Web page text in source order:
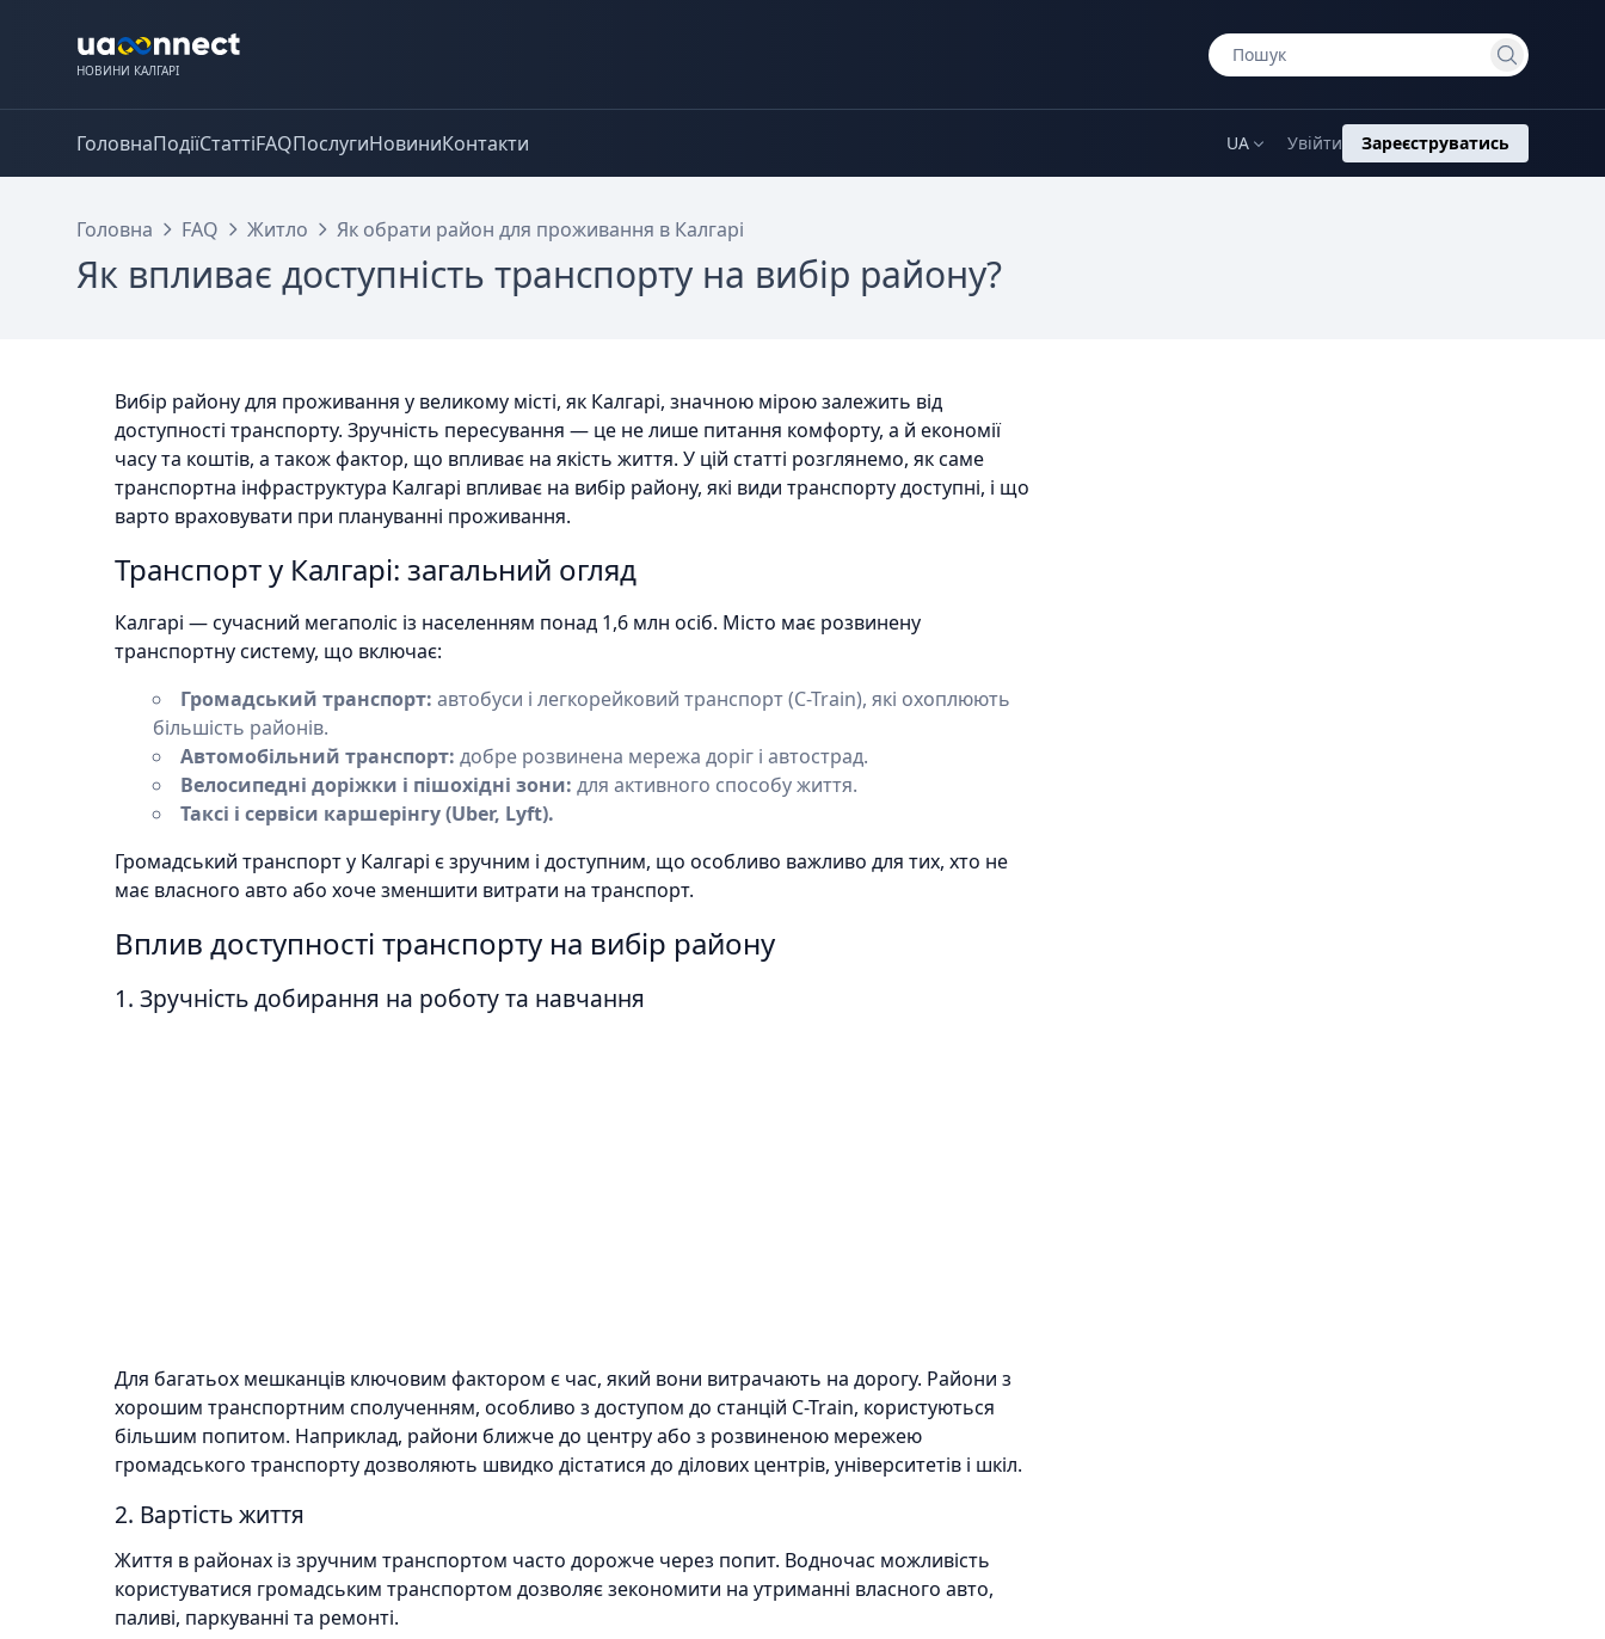
НОВИНИ КАЛГАРІ
ГоловнаПодіїСтаттіFAQПослугиНовиниКонтакти UA Увійти Зареєструватись
Головна FAQ Житло Як обрати район для проживання в Калгарі
Як впливає доступність транспорту на вибір району?
Вибір району для проживання у великому місті, як Калгарі, значною мірою залежить від
доступності транспорту. Зручність пересування — це не лише питання комфорту, а й економії
часу та коштів, а також фактор, що впливає на якість життя. У цій статті розглянемо, як саме
транспортна інфраструктура Калгарі впливає на вибір району, які види транспорту доступні, і що
варто враховувати при плануванні проживання.
Транспорт у Калгарі: загальний огляд
Калгарі — сучасний мегаполіс із населенням понад 1,6 млн осіб. Місто має розвинену
транспортну систему, що включає:
Громадський транспорт: автобуси і легкорейковий транспорт (C-Train), які охоплюють
більшість районів.
Автомобільний транспорт: добре розвинена мережа доріг і автострад.
Велосипедні доріжки і пішохідні зони: для активного способу життя.
Таксі і сервіси каршерінгу (Uber, Lyft).
Громадський транспорт у Калгарі є зручним і доступним, що особливо важливо для тих, хто не
має власного авто або хоче зменшити витрати на транспорт.
Вплив доступності транспорту на вибір району
1. Зручність добирання на роботу та навчання
Для багатьох мешканців ключовим фактором є час, який вони витрачають на дорогу. Райони з
хорошим транспортним сполученням, особливо з доступом до станцій C-Train, користуються
більшим попитом. Наприклад, райони ближче до центру або з розвиненою мережею
громадського транспорту дозволяють швидко дістатися до ділових центрів, університетів і шкіл.
2. Вартість життя
Життя в районах із зручним транспортом часто дорожче через попит. Водночас можливість
користуватися громадським транспортом дозволяє зекономити на утриманні власного авто,
паливі, паркуванні та ремонті.